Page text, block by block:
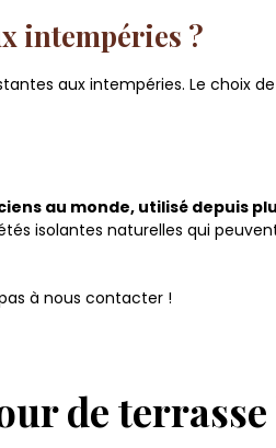
intempéries ?
aux intempéries. Le choix
au monde, utilisé depuis
isolantes naturelles qui
à nous contacter !
de